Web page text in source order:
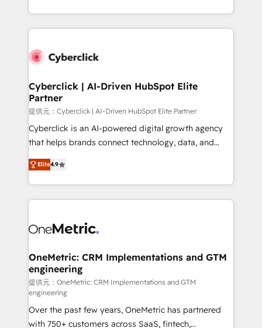
America. From casual user to super fan: make
Canada, we’ve delivered thousands of successful
HubSpot projects for mid-market and enterprise
combine HubSpot, data, and AI to design connected
and technology for predictable, scalable revenue
growth. Our expertise spans RevOps, CRM and data
architecture, AI enablement, and strategic marketing,
delivered through our proprietary FLAIR framework
for responsible AI adoption. As a HubSpot Elite
we blend strategy, creativity, and technology to help
organisations scale smarter and grow stronger.
Cyberclick | AI-Driven HubSpot Elite
Partner
提供元：Cyberclick | AI-Driven HubSpot Elite Partner
Cyberclick is an AI-powered digital growth agency
that helps brands connect technology, data, and
creativity to achieve measurable results. Founded in
Barcelona and operating across Spain, LATAM, and
the UK, we support global companies in building
smarter marketing, sales, and customer success
Iberia (Spain & Portugal), we combine human insight
growth. Our multidisciplinary team designs solutions
that simplify complexity, boost performance, and
turn innovation into real impact. 🌍 Highlights •
HubSpot Partner since 2012 • 2022 EMEA Impact
Award: Best Integration • 150+ successful HubSpot
projects • Clients in 30+ industries • Proprietary
Elite4.9
OneMetric: CRM Implementations and GTM
engineering
提供元：OneMetric: CRM Implementations and GTM
engineering
Over the past few years, OneMetric has partnered
with 750+ customers across SaaS, fintech,